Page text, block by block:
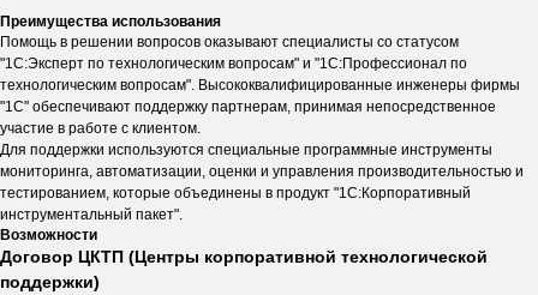
Преимущества использования
Помощь в решении вопросов оказывают специалисты со статусом
"1С:Эксперт по технологическим вопросам" и "1С:Профессионал по
технологическим вопросам". Высококвалифицированные инженеры фирмы
"1С" обеспечивают поддержку партнерам, принимая непосредственное
участие в работе с клиентом.
Для поддержки используются специальные программные инструменты
мониторинга, автоматизации, оценки и управления производительностью и
тестированием, которые объединены в продукт "1С:Корпоративный
инструментальный пакет".
Возможности
Договор ЦКТП (Центры корпоративной технологической
поддержки)